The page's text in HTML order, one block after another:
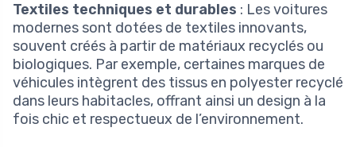
Textiles techniques et durables : Les voitures
modernes sont dotées de textiles innovants,
souvent créés à partir de matériaux recyclés ou
biologiques. Par exemple, certaines marques de
véhicules intègrent des tissus en polyester recyclé
dans leurs habitacles, offrant ainsi un design à la
fois chic et respectueux de l’environnement.